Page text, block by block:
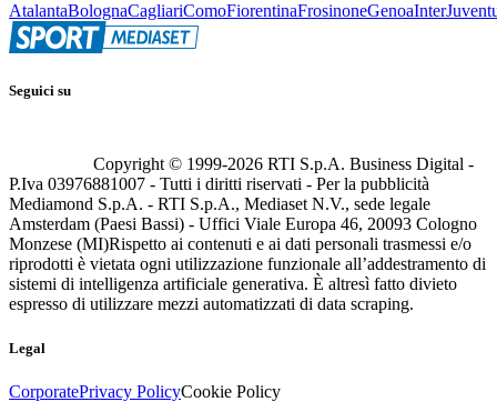
AtalantaBolognaCagliariComoFiorentinaFrosinoneGenoaInter
Seguici su
Copyright © 1999-2026 RTI S.p.A. Business Digital -
P.Iva 03976881007 - Tutti i diritti riservati - Per la pubblicità
Mediamond S.p.A. - RTI S.p.A., Mediaset N.V., sede legale
Amsterdam (Paesi Bassi) - Uffici Viale Europa 46, 20093 Cologno
Monzese (MI)Rispetto ai contenuti e ai dati personali trasmessi e/o
riprodotti è vietata ogni utilizzazione funzionale all’addestramento di
sistemi di intelligenza artificiale generativa. È altresì fatto divieto
espresso di utilizzare mezzi automatizzati di data scraping.
Legal
CorporatePrivacy PolicyCookie Policy